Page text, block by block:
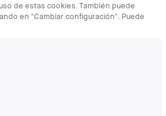
de estas cookies. También puede
en "Cambiar configuración". Puede